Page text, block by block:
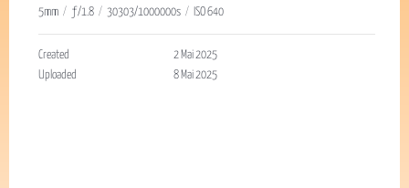
5mm / ƒ/1.8 / 30303/1000000s / ISO 640
Created
2 Mai 2025
Uploaded
8 Mai 2025